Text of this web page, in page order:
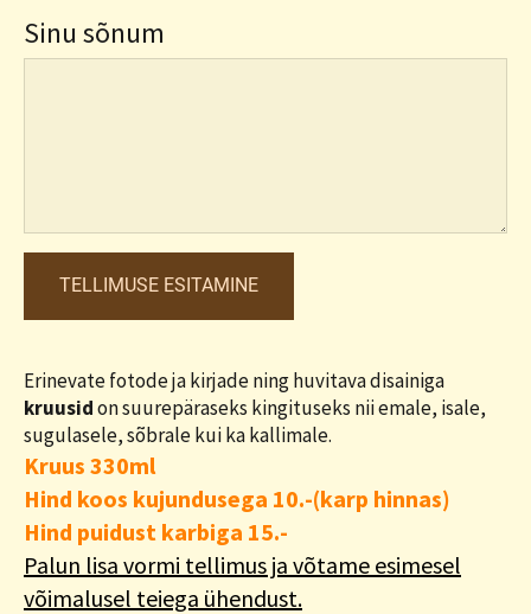
Sinu sõnum
Erinevate fotode ja kirjade ning huvitava disainiga
kruusidon suurepäraseks kingituseks nii emale, isale,
sugulasele, sõbrale kui ka kallimale.
Kruus 330ml
Hind koos kujundusega 10.-(karp hinnas)
Hind puidust karbiga 15.-
Palun lisa vormi tellimus ja võtame esimesel
võimalusel teiega ühendust.